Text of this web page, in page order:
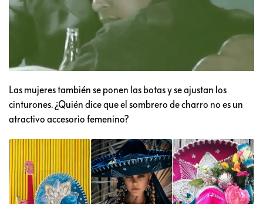
Las mujeres también se ponen las botas y se ajustan los
cinturones. ¿Quién dice que el sombrero de charro no es un
atractivo accesorio femenino?